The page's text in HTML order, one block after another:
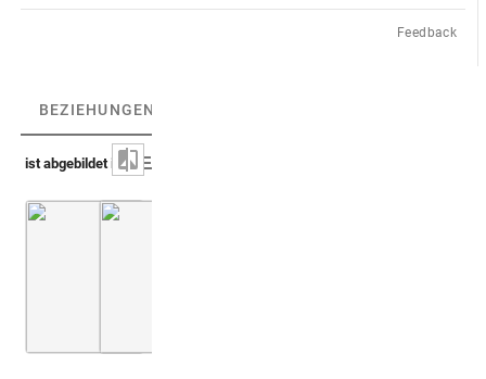
Feedback
BEZIEHUNGEN
ist abgebildet in